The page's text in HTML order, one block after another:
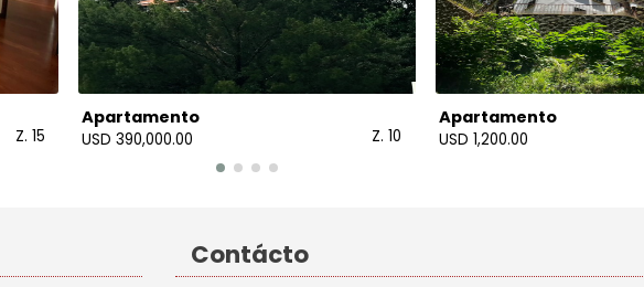
Z. 15
Apartamento
USD 390,000.00 Z. 10
Apartamento
USD 1,200.00
Contácto